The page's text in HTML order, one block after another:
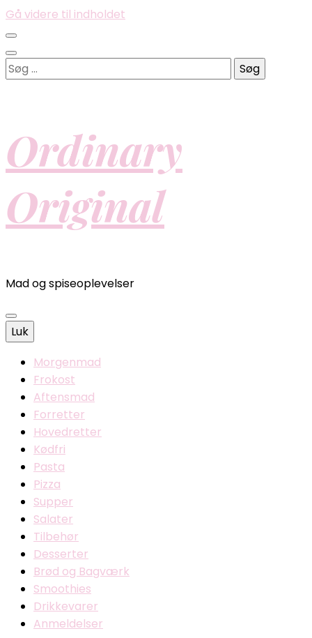
Gå videre til indholdet
Søg
efter:
Ordinary
Original
Mad og spiseoplevelser
Luk
Morgenmad
Frokost
Aftensmad
Forretter
Hovedretter
Kødfri
Pasta
Pizza
Supper
Salater
Tilbehør
Desserter
Brød og Bagværk
Smoothies
Drikkevarer
Anmeldelser